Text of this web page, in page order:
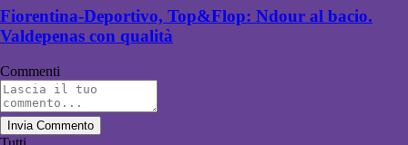
Fiorentina-Deportivo, Top&Flop: Ndour al bacio.
Valdepenas con qualità
Commenti
Invia Commento